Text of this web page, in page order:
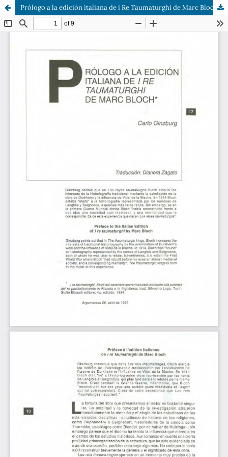
Prólogo a la edición italiana de i Re Taumaturghi de Marc Bloch.